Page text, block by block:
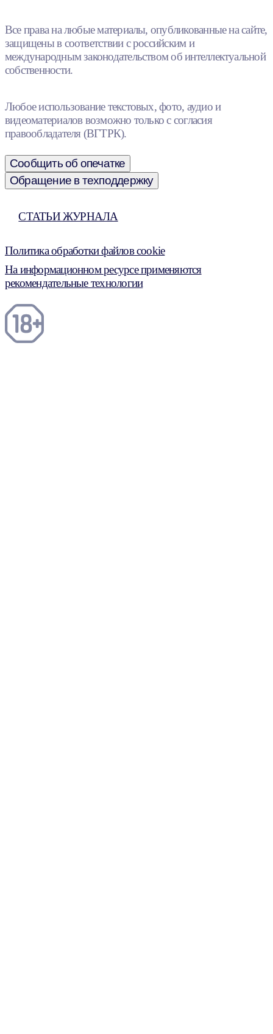
Все права на любые материалы, опубликованные на сайте,
защищены в соответствии с российским и
международным законодательством об интеллектуальной
собственности.
Любое использование текстовых, фото, аудио и
видеоматериалов возможно только с согласия
правообладателя (ВГТРК).
Сообщить об опечатке
Обращение в техподдержку
СТАТЬИ ЖУРНАЛА
Политика обработки файлов cookie
На информационном ресурсе применяются
рекомендательные технологии